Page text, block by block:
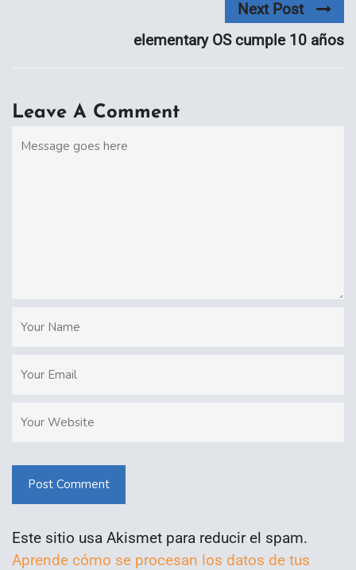
Next Post
elementary OS cumple 10 años
Leave A Comment
Post Comment
Este sitio usa Akismet para reducir el spam.
Aprende cómo se procesan los datos de tus